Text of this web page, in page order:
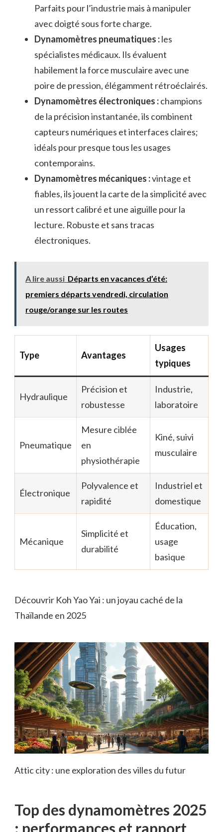
Parfaits pour l’industrie mais à manipuler
avec doigté sous forte charge.
Dynamomètres pneumatiques :les
spécialistes médicaux. Ils évaluent
habilement la force musculaire avec une
poire de pression, élégamment rétroéclairés.
Dynamomètres électroniques :champions
de la précision instantanée, ils combinent
capteurs numériques et interfaces claires;
idéals pour presque tous les usages
contemporains.
Dynamomètres mécaniques :vintage et
fiables, ils jouent la carte de la simplicité avec
un ressort calibré et une aiguille pour la
lecture. Robuste et sans tracas
électroniques.
A lire aussi Départs en vacances d’été:
premiers départs vendredi, circulation
rouge/orange sur les routes
Type Avantages
Usages
typiques
Hydraulique
Précision et
robustesse
Industrie,
laboratoire
Pneumatique
Mesure ciblée
en
physiothérapie
Kiné, suivi
musculaire
Électronique
Polyvalence et
rapidité
Industriel et
domestique
Mécanique
Simplicité et
durabilité
Éducation,
usage
basique
Découvrir Koh Yao Yai : un joyau caché de la
Thaïlande en 2025
Attic city : une exploration des villes du futur
Top des dynamomètres 2025
: performances et rapport